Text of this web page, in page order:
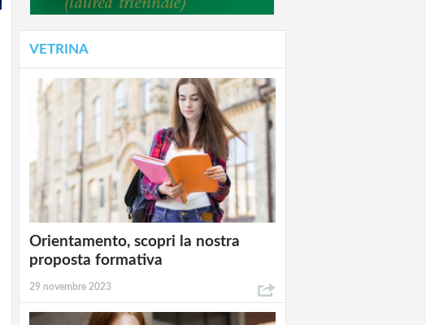
VETRINA
Orientamento, scopri la nostra
proposta formativa
29 novembre 2023